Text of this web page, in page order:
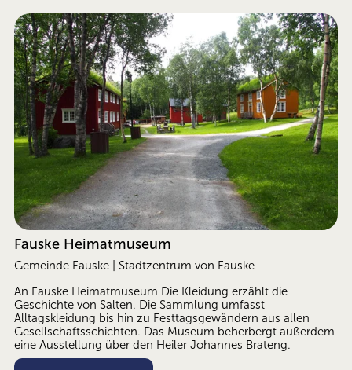
Fauske Heimatmuseum
Gemeinde Fauske | Stadtzentrum von Fauske
An Fauske Heimatmuseum Die Kleidung erzählt die
Geschichte von Salten. Die Sammlung umfasst
Alltagskleidung bis hin zu Festtagsgewändern aus allen
Gesellschaftsschichten. Das Museum beherbergt außerdem
eine Ausstellung über den Heiler Johannes Brateng.